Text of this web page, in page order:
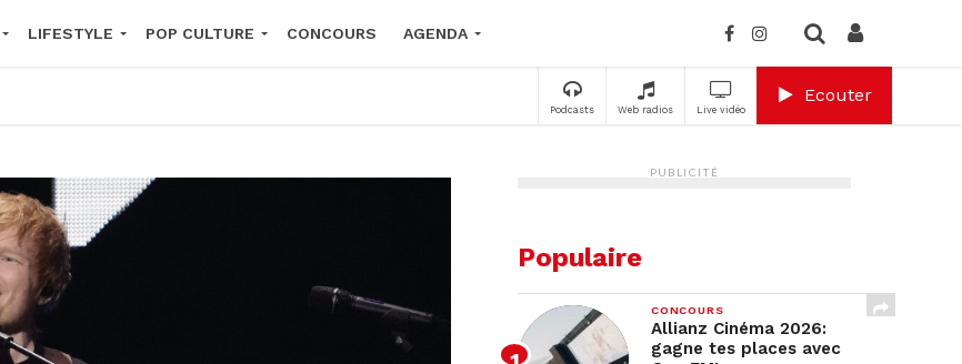
LIFESTYLE POP CULTURE CONCOURS AGENDA
Podcasts Web radios Live vidéo
Ecouter
PUBLICITÉ
Populaire
CONCOURS
Allianz Cinéma 2026:
gagne tes places avec